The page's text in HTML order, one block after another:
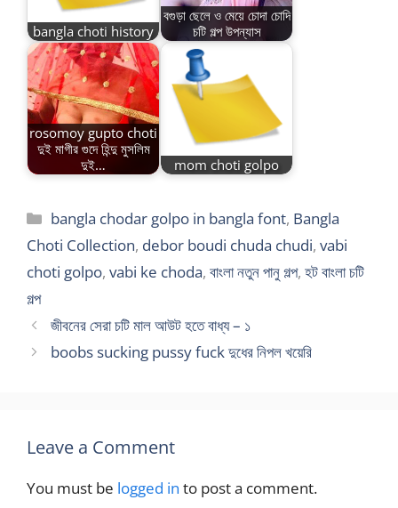
bangla choti history
বগুড়া ছেলে ও মেয়ে চোদা চোদি
চটি গল্প উপন্যাস
rosomoy gupto choti
দুই মাগীর গুদে হিন্দু মুসলিম
দুই…
mom choti golpo
Categories
bangla chodar golpo in bangla font, Bangla
Choti Collection, debor boudi chuda chudi, vabi
choti golpo, vabi ke choda, বাংলা নতুন পানু গল্প, হট বাংলা চটি
গল্প
জীবনের সেরা চটি মাল আউট হতে বাধ্য – ১
boobs sucking pussy fuck দুধের নিপল খয়েরি
Leave a Comment
You must be logged in to post a comment.